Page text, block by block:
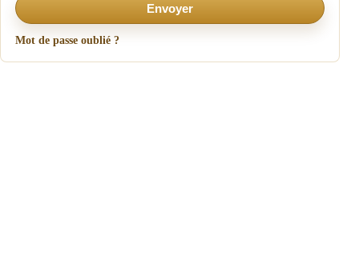
Envoyer
Mot de passe oublié ?